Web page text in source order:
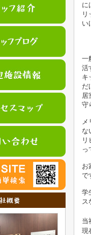
に
リ
い
一
活
キ
だ
居
守
メ
な
リ
っ
お
で
学
ス
当
現